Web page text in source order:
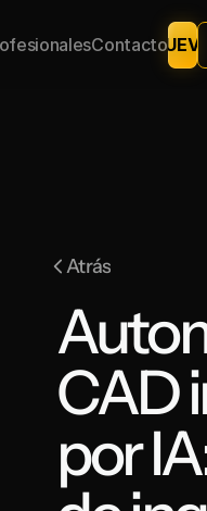
Atrás
CAD
por
ContactoNUEVO